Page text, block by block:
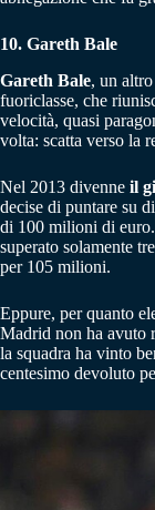
10. Gareth Bale
Gareth Bale, un
fuoriclasse, che
velocità, quasi
volta: scatta verso la
Nel 2013 divenne il
decise di puntare su
di 100 milioni di
superato solamente
per 105 milioni.
Eppure, per quanto
Madrid non ha avuto
la squadra ha vinto
centesimo devoluto